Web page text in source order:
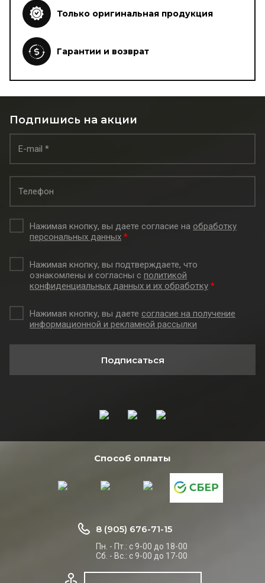
Только оригинальная продукция
Гарантии и возврат
Подпишись на акции
Нажимая кнопку, вы даете согласие на обработку
персональных данных *
Нажимая кнопку, вы подтверждаете, что
ознакомлены и согласны с политикой
конфиденциальных данных и их обработку *
Нажимая кнопку, вы даете согласие на получение
информационной и рекламной рассылки
Подписаться
Способ оплаты
8 (905) 676-71-15
Пн. - Пт.: с 9-00 до 18-00
Сб. - Вс.: с 9-00 до 17-00